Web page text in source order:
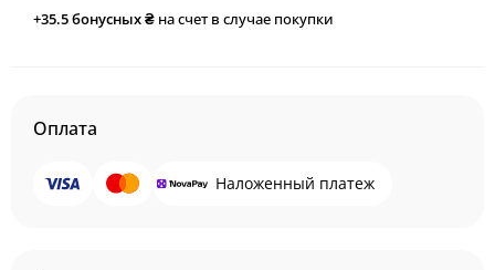
+35.5бонусных ₴ на счет в случае покупки
Оплата
Наложенный платеж